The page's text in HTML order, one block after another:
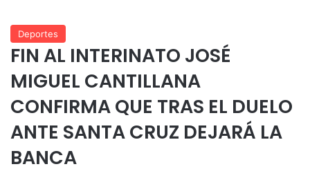
Deportes
FIN AL INTERINATO JOSÉ
MIGUEL CANTILLANA
CONFIRMA QUE TRAS EL DUELO
ANTE SANTA CRUZ DEJARÁ LA
BANCA